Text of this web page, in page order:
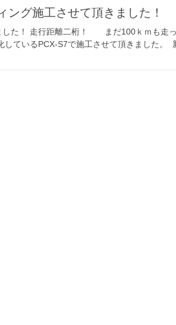
グ施工させて頂きました！
した！ 走行距離二桁！ まだ100ｋｍも走
しているPCX-S7で施工させて頂きました。